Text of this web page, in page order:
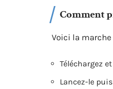
Comment
Voici la
Téléchargez
Lancez-le